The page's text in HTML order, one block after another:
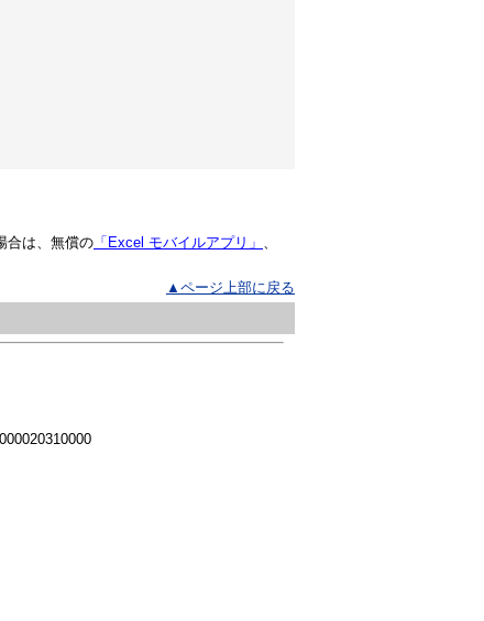
合は、無償の 「Excel モバイルアプリ」 、
▲ページ上部に戻る